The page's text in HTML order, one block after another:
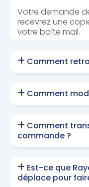
Votre demande
recevrez une
votre boîte mail.
Comment
Comment
Comment
commande ?
Est-ce que
déplace pour